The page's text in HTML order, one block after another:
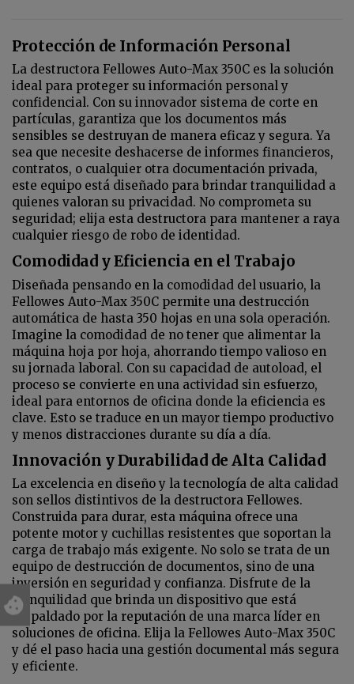
Protección de Información Personal
La destructora Fellowes Auto-Max 350C es la solución
ideal para proteger su información personal y
confidencial. Con su innovador sistema de corte en
partículas, garantiza que los documentos más
sensibles se destruyan de manera eficaz y segura. Ya
sea que necesite deshacerse de informes financieros,
contratos, o cualquier otra documentación privada,
este equipo está diseñado para brindar tranquilidad a
quienes valoran su privacidad. No comprometa su
seguridad; elija esta destructora para mantener a raya
cualquier riesgo de robo de identidad.
Comodidad y Eficiencia en el Trabajo
Diseñada pensando en la comodidad del usuario, la
Fellowes Auto-Max 350C permite una destrucción
automática de hasta 350 hojas en una sola operación.
Imagine la comodidad de no tener que alimentar la
máquina hoja por hoja, ahorrando tiempo valioso en
su jornada laboral. Con su capacidad de autoload, el
proceso se convierte en una actividad sin esfuerzo,
ideal para entornos de oficina donde la eficiencia es
clave. Esto se traduce en un mayor tiempo productivo
y menos distracciones durante su día a día.
Innovación y Durabilidad de Alta Calidad
La excelencia en diseño y la tecnología de alta calidad
son sellos distintivos de la destructora Fellowes.
Construida para durar, esta máquina ofrece una
potente motor y cuchillas resistentes que soportan la
carga de trabajo más exigente. No solo se trata de un
equipo de destrucción de documentos, sino de una
inversión en seguridad y confianza. Disfrute de la
tranquilidad que brinda un dispositivo que está
respaldado por la reputación de una marca líder en
soluciones de oficina. Elija la Fellowes Auto-Max 350C
y dé el paso hacia una gestión documental más segura
y eficiente.